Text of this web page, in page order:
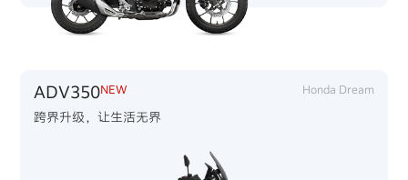
ADV350NEW Honda Dream
跨界升级，让生活无界